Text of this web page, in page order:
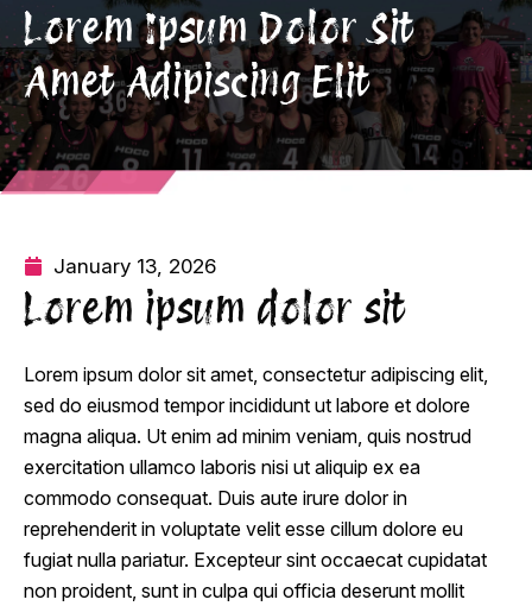
Lorem Ipsum Dolor Sit
Amet Adipiscing Elit
January 13, 2026
Lorem ipsum dolor sit
Lorem ipsum dolor sit amet, consectetur adipiscing elit,
sed do eiusmod tempor incididunt ut labore et dolore
magna aliqua. Ut enim ad minim veniam, quis nostrud
exercitation ullamco laboris nisi ut aliquip ex ea
commodo consequat. Duis aute irure dolor in
reprehenderit in voluptate velit esse cillum dolore eu
fugiat nulla pariatur. Excepteur sint occaecat cupidatat
non proident, sunt in culpa qui officia deserunt mollit